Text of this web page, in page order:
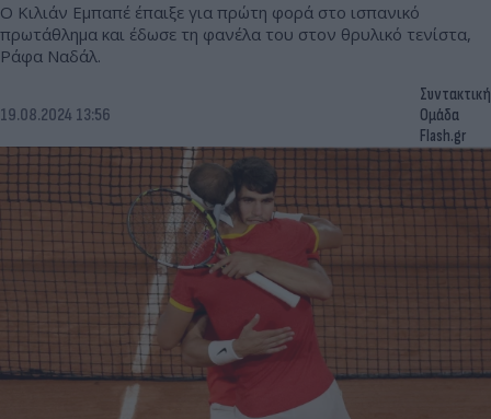
Ο Κιλιάν Εμπαπέ έπαιξε για πρώτη φορά στο ισπανικό
πρωτάθλημα και έδωσε τη φανέλα του στον θρυλικό τενίστα,
Ράφα Ναδάλ.
19.08.2024 13:56
Συντακτική
Ομάδα
Flash.gr